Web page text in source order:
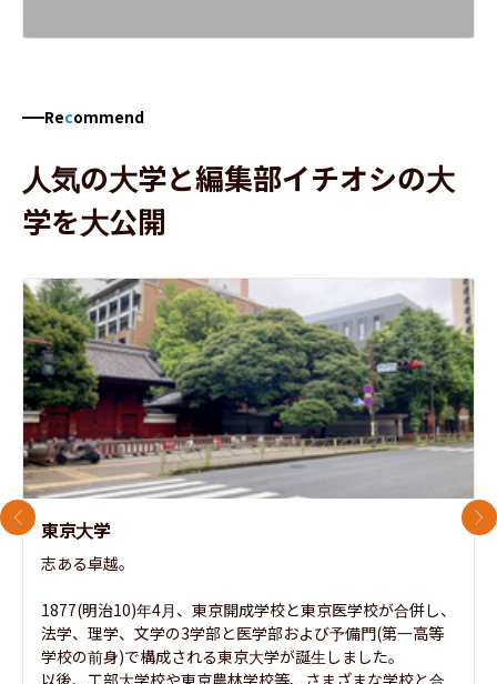
Recommend
人気の大学と編集部イチオシの大
学を大公開
東京大学
志ある卓越。
1877(明治10)年4月、東京開成学校と東京医学校が合併し、
法学、理学、文学の3学部と医学部および予備門(第一高等
学校の前身)で構成される東京大学が誕生しました。
前のスライド 次